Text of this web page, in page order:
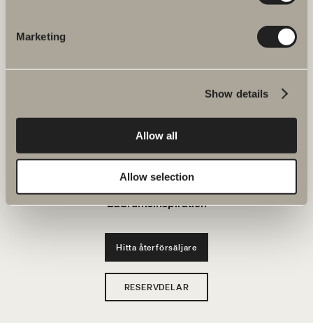
Marketing
Show details
Allow all
Allow selection
Produkter
Ritverktyg
Hållbarhet
Badrumsinspiration
Hitta återförsäljare
RESERVDELAR